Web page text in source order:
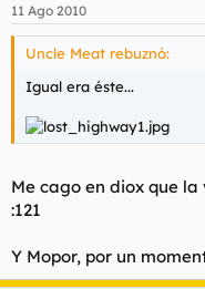
11 Ago 2010
Uncle Meat rebuznó:
Igual era éste...
Me cago en diox que
:121
Y Mopor, por un